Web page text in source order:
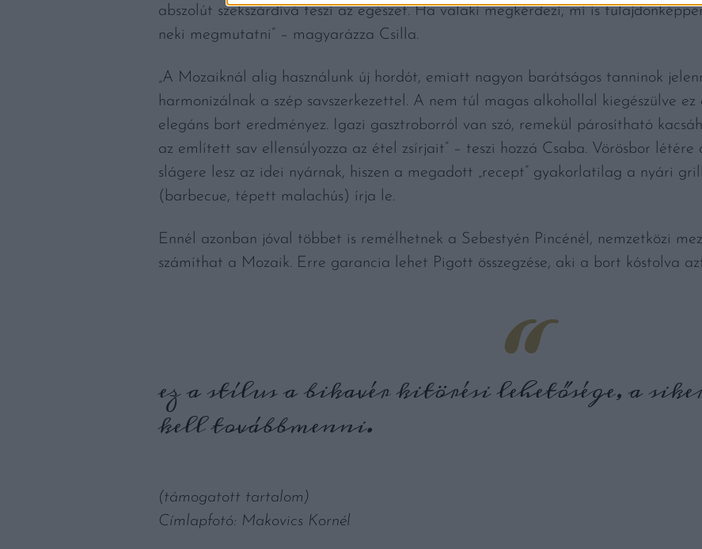
abszolút szekszárdivá teszi az egészet. Ha valaki megkérdezi, mi is
neki megmutatni” – magyarázza Csilla.
„A Mozaiknál alig használunk új hordót, emiatt nagyon barátságos tanninok
harmonizálnak a szép savszerkezettel. A nem túl magas alkohollal kiegészülve
elegáns bort eredményez. Igazi gasztroborról van szó, remekül párosítható
az említett sav ellensúlyozza az étel zsírjait” – teszi hozzá Csaba. Vörösbor
slágere lesz az idei nyárnak, hiszen a megadott „recept” gyakorlatilag a nyári
(barbecue, tépett malachús) írja le.
Ennél azonban jóval többet is remélhetnek a Sebestyén Pincénél, nemzetközi
számíthat a Mozaik. Erre garancia lehet Pigott összegzése, aki a bort kóstolva
ez a stílus a bikavér kitörési lehetősége, a
kell továbbmenni.
(támogatott tartalom)
Címlapfotó: Makovics Kornél